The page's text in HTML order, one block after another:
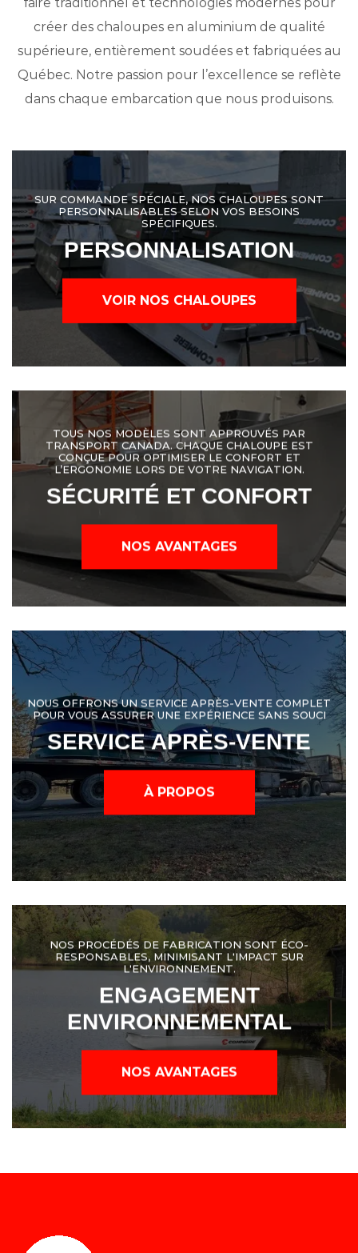
faire traditionnel et technologies modernes pour
créer des chaloupes en aluminium de qualité
supérieure, entièrement soudées et fabriquées au
Québec. Notre passion pour l’excellence se reflète
dans chaque embarcation que nous produisons.
SUR COMMANDE SPÉCIALE, NOS CHALOUPES SONT
PERSONNALISABLES SELON VOS BESOINS
SPÉCIFIQUES.
PERSONNALISATION
VOIR NOS CHALOUPES
TOUS NOS MODÈLES SONT APPROUVÉS PAR
TRANSPORT CANADA. CHAQUE CHALOUPE EST
CONÇUE POUR OPTIMISER LE CONFORT ET
L’ERGONOMIE LORS DE VOTRE NAVIGATION.
SÉCURITÉ ET CONFORT
NOS AVANTAGES
NOUS OFFRONS UN SERVICE APRÈS-VENTE COMPLET
POUR VOUS ASSURER UNE EXPÉRIENCE SANS SOUCI
SERVICE APRÈS-VENTE
À PROPOS
NOS PROCÉDÉS DE FABRICATION SONT ÉCO-
RESPONSABLES, MINIMISANT L'IMPACT SUR
L'ENVIRONNEMENT.
ENGAGEMENT
ENVIRONNEMENTAL
NOS AVANTAGES